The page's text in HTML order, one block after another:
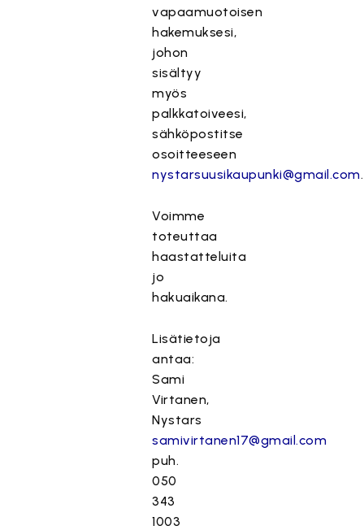
vapaamuotoisen
hakemuksesi,
johon
sisältyy
myös
palkkatoiveesi,
sähköpostitse
osoitteeseen
nystarsuusikaupunki@gmail.com.
Voimme
toteuttaa
haastatteluita
jo
hakuaikana.
Lisätietoja
antaa:
Sami
Virtanen,
Nystars
samivirtanen17@gmail.com
puh.
050
343
1003